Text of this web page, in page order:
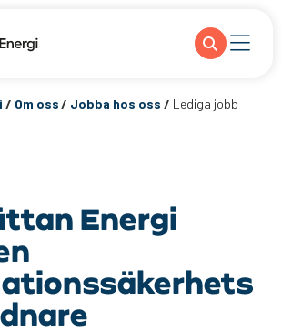
/ Om oss/ Jobba hos oss / Lediga jobb
Energi